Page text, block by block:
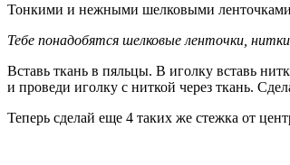
Тонкими и нежными шелковыми ленточками
Тебе понадобятся шелковые ленточки,
Вставь ткань в пяльцы. В иголку вставь
и проведи иголку с ниткой через ткань.
Теперь сделай еще 4 таких же стежка от